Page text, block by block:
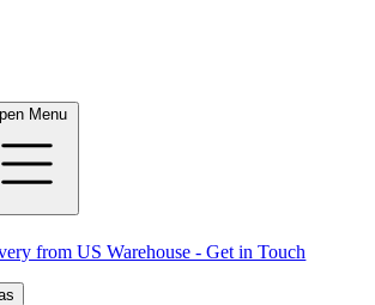
Menu
from US Warehouse - Get in Touch